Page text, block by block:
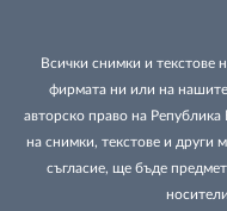
Всички снимки и текстове
фирмата ни или на
авторско право на
на снимки, текстове и други
съгласие, ще бъде